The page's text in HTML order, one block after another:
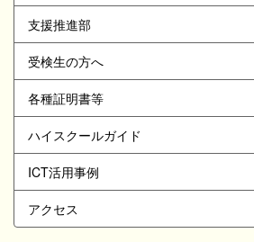
支援推進部
受検生の方へ
各種証明書等
ハイスクールガイド
ICT活用事例
アクセス